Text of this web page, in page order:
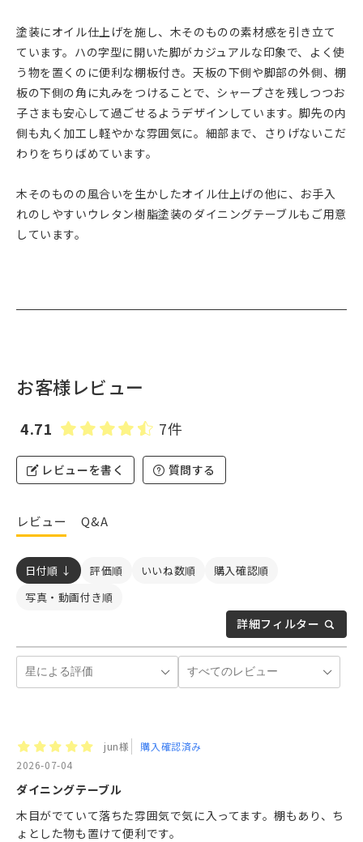
塗装にオイル仕上げを施し、木そのものの素材感を引き立て
ています。ハの字型に開いた脚がカジュアルな印象で、よく使
う物を置くのに便利な棚板付き。天板の下側や脚部の外側、棚
板の下側の角に丸みをつけることで、シャープさを残しつつお
子さまも安心して過ごせるようデザインしています。脚先の内
側も丸く加工し軽やかな雰囲気に。細部まで、さりげないこだ
わりをちりばめています。
木そのものの風合いを生かしたオイル仕上げの他に、お手入
れのしやすいウレタン樹脂塗装のダイニングテーブルもご用意
しています。
お客様レビュー
4.71 7件
レビューを書く 質問する
レビュー Q&A
詳細フィルター
日付順 ↓ 評価順 いいね数順
購入確認順
写真・動画付き順
jun様
購入確認済み
2026-07-04
ダイニングテーブル
木目がでていて落ちた雰囲気で気に入ってます。棚もあり、ち
ょとした物も置けて便利です。